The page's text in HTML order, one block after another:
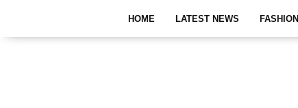
HOME LATEST NEWS FASHION